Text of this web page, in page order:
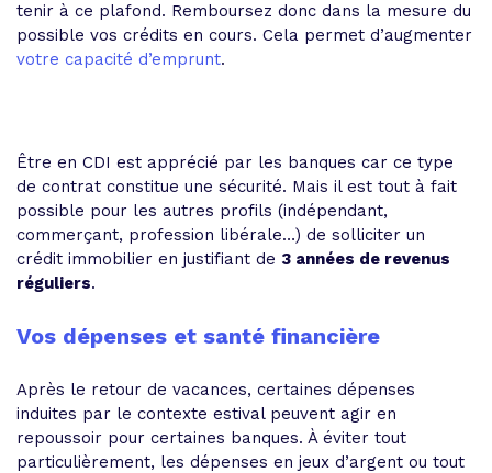
tenir à ce plafond. Remboursez donc dans la mesure du
possible vos crédits en cours. Cela permet d’augmenter
votre capacité d’emprunt.
Être en CDI est apprécié par les banques car ce type
de contrat constitue une sécurité. Mais il est tout à fait
possible pour les autres profils (indépendant,
commerçant, profession libérale…) de solliciter un
crédit immobilier en justifiant de 3 années de revenus
réguliers.
Vos dépenses et santé financière
Après le retour de vacances, certaines dépenses
induites par le contexte estival peuvent agir en
repoussoir pour certaines banques. À éviter tout
particulièrement, les dépenses en jeux d’argent ou tout